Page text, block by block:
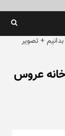
+ تصویر
خانه عروس